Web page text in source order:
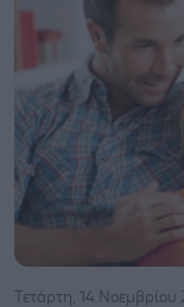
Τετάρτη, 14 Νοεμβρίου